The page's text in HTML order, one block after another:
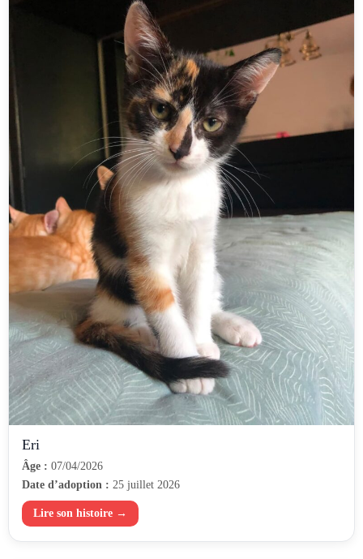
Eri
Âge : 07/04/2026
Date d’adoption : 25 juillet 2026
Lire son histoire →